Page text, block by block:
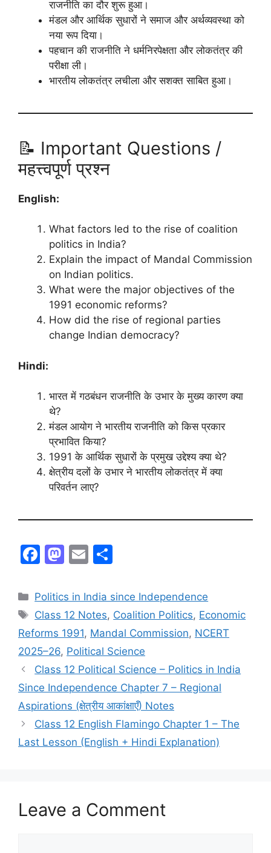
राजनीति का दौर शुरू हुआ।
मंडल और आर्थिक सुधारों ने समाज और अर्थव्यवस्था को
नया रूप दिया।
पहचान की राजनीति ने धर्मनिरपेक्षता और लोकतंत्र की
परीक्षा ली।
भारतीय लोकतंत्र लचीला और सशक्त साबित हुआ।
📝 Important Questions /
महत्त्वपूर्ण प्रश्न
English:
What factors led to the rise of coalition
politics in India?
Explain the impact of Mandal Commission
on Indian politics.
What were the major objectives of the
1991 economic reforms?
How did the rise of regional parties
change Indian democracy?
Hindi:
भारत में गठबंधन राजनीति के उभार के मुख्य कारण क्या
थे?
मंडल आयोग ने भारतीय राजनीति को किस प्रकार
प्रभावित किया?
1991 के आर्थिक सुधारों के प्रमुख उद्देश्य क्या थे?
क्षेत्रीय दलों के उभार ने भारतीय लोकतंत्र में क्या
परिवर्तन लाए?
F
c
e
b
o
o
k
M
st
o
d
o
n
E
ai
l
ar
e
Politics in India since Independence
Class 12 Notes, Coalition Politics, Economic
Reforms 1991, Mandal Commission, NCERT
2025–26, Political Science
Class 12 Political Science – Politics in India
Since Independence Chapter 7 – Regional
Aspirations (क्षेत्रीय आकांक्षाएँ) Notes
Class 12 English Flamingo Chapter 1 – The
Last Lesson (English + Hindi Explanation)
Leave a Comment